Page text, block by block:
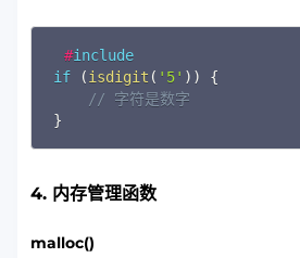
#include
if
(isdigit ( '5' ) )
{
// 字符是数字
}
4. 内存管理函数
malloc()